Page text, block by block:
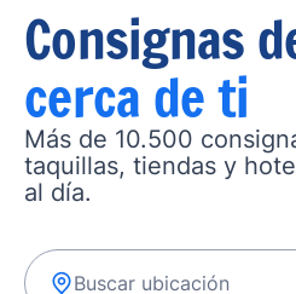
Consignas
cerca de ti
Más de 10.500
taquillas, tiendas y
al día.